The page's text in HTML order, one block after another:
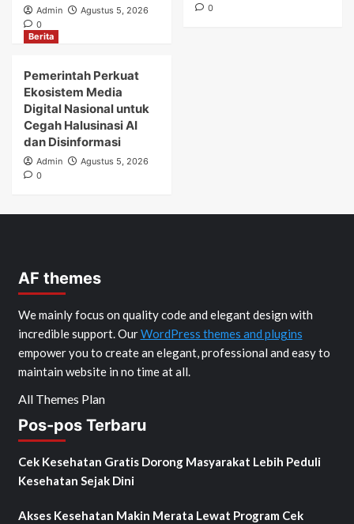
Admin
Agustus 5, 2026
0
0
Berita
Pemerintah Perkuat
Ekosistem Media
Digital Nasional untuk
Cegah Halusinasi AI
dan Disinformasi
Admin
Agustus 5, 2026
0
AF themes
We mainly focus on quality code and elegant design with
incredible support. OurWordPress themes and plugins
empower you to create an elegant, professional and easy to
maintain website in no time at all.
All Themes Plan
Pos-pos Terbaru
Cek Kesehatan Gratis Dorong Masyarakat Lebih Peduli
Kesehatan Sejak Dini
Akses Kesehatan Makin Merata Lewat Program Cek